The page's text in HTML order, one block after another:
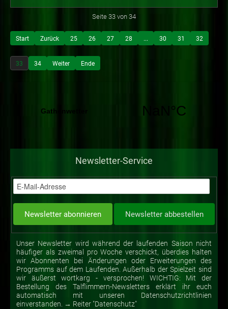
Seite 33 von 34
Start Zurück 25 26 27 28 ... 30 31 32
33 34 Weiter Ende
Newsletter-Service
Unser Newsletter wird während der laufenden Saison nicht
häufiger als zweimal pro Woche verschickt, überdies halten
wir Abonnenten bei Änderungen oder Erweiterungen des
Programms auf dem Laufenden. Außerhalb der Spielzeit sind
wir äußerst wortkarg - versprochen! WICHTIG: Mit der
Bestellung des Talflimmern-Newsletters erklärt ihr euch
automatisch mit unseren Datenschutzrichtlinien
einverstanden. → Reiter "Datenschutz"